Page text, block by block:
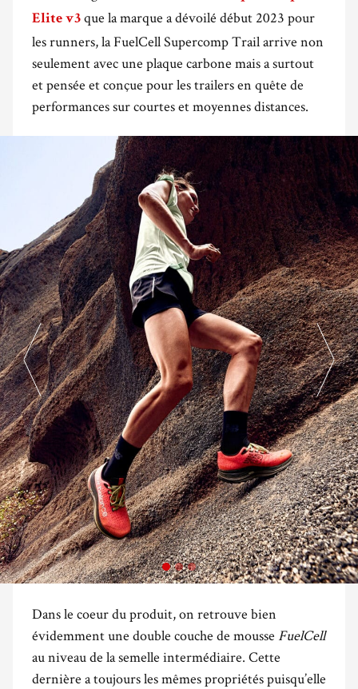
Elite v3 que la marque a dévoilé début 2023 pour
les runners, la FuelCell Supercomp Trail arrive non
seulement avec une plaque carbone mais a surtout
et pensée et conçue pour les trailers en quête de
performances sur courtes et moyennes distances.
Dans le coeur du produit, on retrouve bien
évidemment une double couche de mousse FuelCell
au niveau de la semelle intermédiaire. Cette
dernière a toujours les mêmes propriétés puisqu’elle